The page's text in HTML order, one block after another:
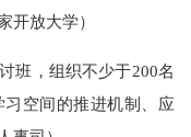
开放大学）
，组织不少于200名
空间的推进机制、应